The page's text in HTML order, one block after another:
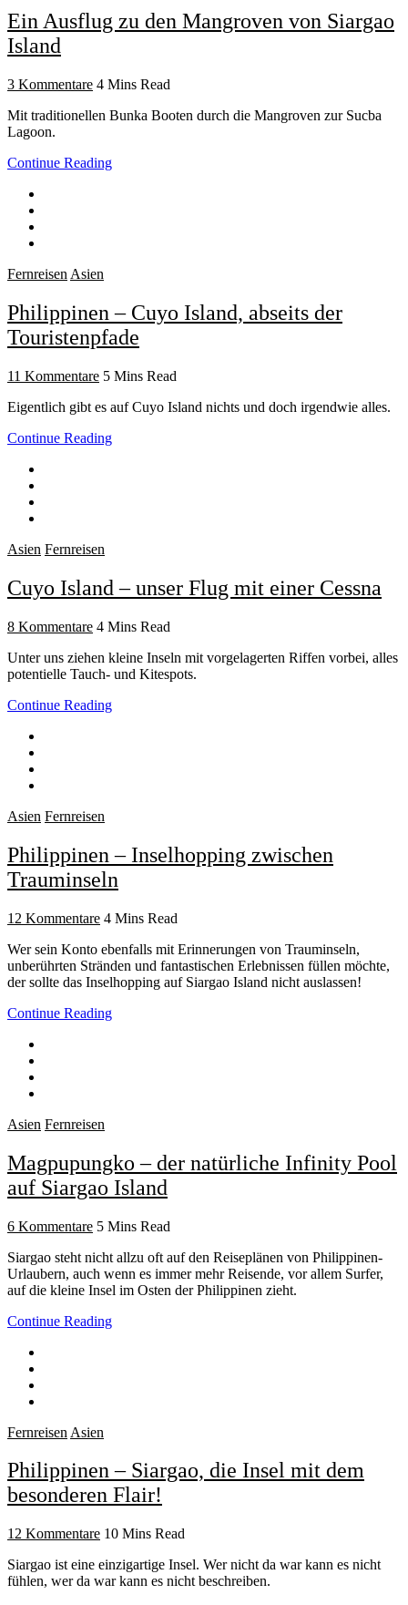
Ein Ausflug zu den Mangroven von Siargao
Island
3 Kommentare 4 Mins Read
Mit traditionellen Bunka Booten durch die Mangroven zur Sucba
Lagoon.
Continue Reading
Fernreisen Asien
Philippinen – Cuyo Island, abseits der
Touristenpfade
11 Kommentare 5 Mins Read
Eigentlich gibt es auf Cuyo Island nichts und doch irgendwie alles.
Continue Reading
Asien Fernreisen
Cuyo Island – unser Flug mit einer Cessna
8 Kommentare 4 Mins Read
Unter uns ziehen kleine Inseln mit vorgelagerten Riffen vorbei, alles
potentielle Tauch- und Kitespots.
Continue Reading
Asien Fernreisen
Philippinen – Inselhopping zwischen
Trauminseln
12 Kommentare 4 Mins Read
Wer sein Konto ebenfalls mit Erinnerungen von Trauminseln,
unberührten Stränden und fantastischen Erlebnissen füllen möchte,
der sollte das Inselhopping auf Siargao Island nicht auslassen!
Continue Reading
Asien Fernreisen
Magpupungko – der natürliche Infinity Pool
auf Siargao Island
6 Kommentare 5 Mins Read
Siargao steht nicht allzu oft auf den Reiseplänen von Philippinen-
Urlaubern, auch wenn es immer mehr Reisende, vor allem Surfer,
auf die kleine Insel im Osten der Philippinen zieht.
Continue Reading
Fernreisen Asien
Philippinen – Siargao, die Insel mit dem
besonderen Flair!
12 Kommentare 10 Mins Read
Siargao ist eine einzigartige Insel. Wer nicht da war kann es nicht
fühlen, wer da war kann es nicht beschreiben.